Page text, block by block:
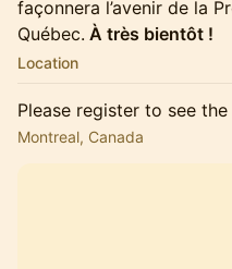
façonnera l’avenir de la
Québec. À très bientôt !
Location
Please register to see
Montreal, Canada